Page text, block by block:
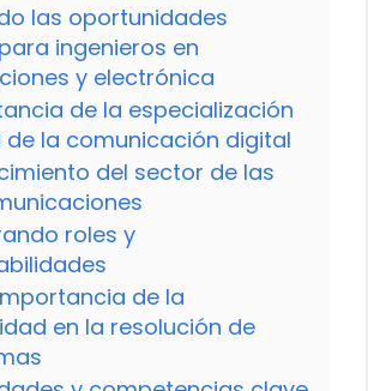
las oportunidades
ingenieros en
y electrónica
de la especialización
de la comunicación digital
del sector de las
roles y
de la
en la resolución de